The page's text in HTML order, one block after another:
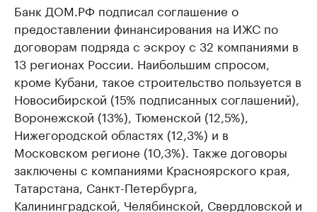
Банк ДОМ.РФ подписал соглашение о
предоставлении финансирования на ИЖС по
договорам подряда с эскроу с 32 компаниями в
13 регионах России. Наибольшим спросом,
кроме Кубани, такое строительство пользуется в
Новосибирской (15% подписанных соглашений),
Воронежской (13%), Тюменской (12,5%),
Нижегородской областях (12,3%) и в
Московском регионе (10,3%). Также договоры
заключены с компаниями Красноярского края,
Татарстана, Санкт-Петербурга,
Калининградской, Челябинской, Свердловской и